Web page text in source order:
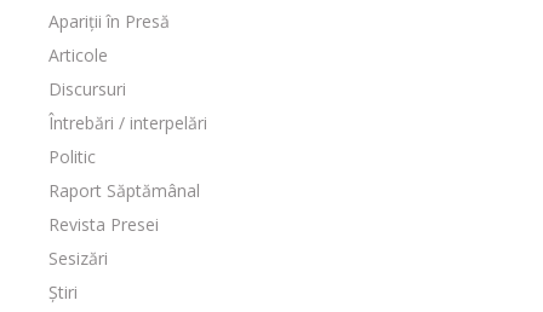
Apariții în Presă
Articole
Discursuri
Întrebări / interpelări
Politic
Raport Săptămânal
Revista Presei
Sesizări
Știri